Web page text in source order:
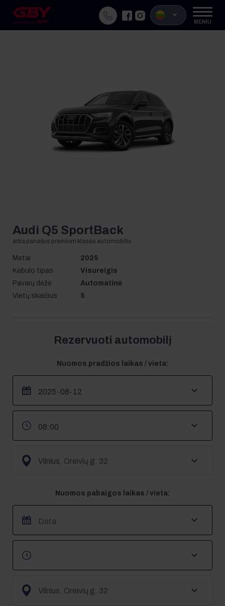
MENIU
Audi Q5 SportBack
Metai
2025
Kėbulo tipas
Visureigis
Pavarų dėžė
Automatinė
Vietų skaičius
5
Rezervuoti automobilį
Nuomos pradžios laikas / vieta:
Nuomos pabaigos laikas / vieta: